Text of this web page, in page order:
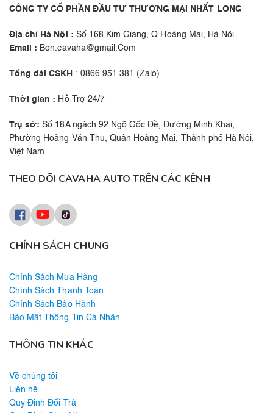
CÔNG TY CỔ PHẦN ĐẦU TƯ THƯƠNG MẠI NHẤT LONG
Địa chỉ Hà Nội : Số 168 Kim Giang, Q Hoàng Mai, Hà Nội.
Email : Bon.cavaha@gmail.Com
Tổng đài CSKH : 0866 951 381 (Zalo)
Thời gian : Hỗ Trợ 24/7
Trụ sở: Số 18A ngách 92 Ngõ Gốc Đề, Đường Minh Khai,
Phường Hoàng Văn Thụ, Quận Hoàng Mai, Thành phố Hà Nội,
Việt Nam
CHÍNH SÁCH CHUNG
Chính Sách Mua Hàng
Chính Sách Thanh Toán
Chính Sách Bảo Hành
Bảo Mật Thông Tin Cá Nhân
THÔNG TIN KHÁC
Về chúng tôi
Liên hệ
Quy Định Đổi Trả
THEO DÕI CAVAHA AUTO TRÊN CÁC KÊNH